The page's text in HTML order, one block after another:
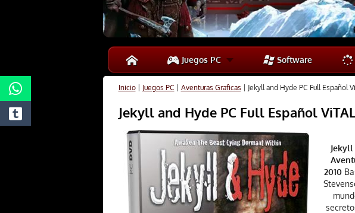
Juegos PC Software
Inicio| Juegos PC | Aventuras Graficas | Jekyll and Hyde PC Full Español
Jekyll and Hyde PC Full Español
Jekyll
2010